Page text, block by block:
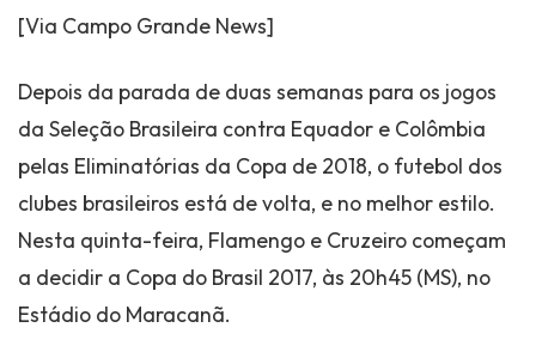
[Via Campo Grande News]
Depois da parada de duas semanas para os jogos
da Seleção Brasileira contra Equador e Colômbia
pelas Eliminatórias da Copa de 2018, o futebol dos
clubes brasileiros está de volta, e no melhor estilo.
Nesta quinta-feira, Flamengo e Cruzeiro começam
a decidir a Copa do Brasil 2017, às 20h45 (MS), no
Estádio do Maracanã.